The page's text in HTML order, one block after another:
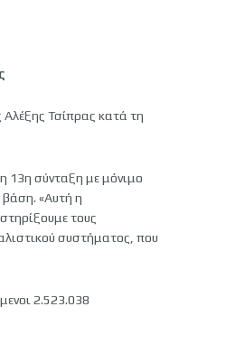
Τσίπρας κατά τη
13η σύνταξη με μόνιμο
«Αυτή η
τους
συστήματος, που
2.523.038